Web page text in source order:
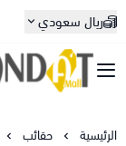
ريال سعودي
براندات مول
الرئيسية حقائب